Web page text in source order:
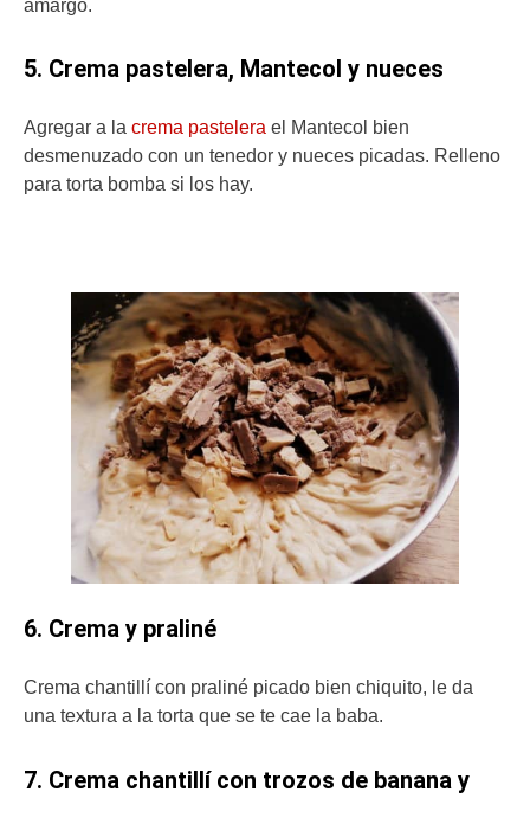
amargo.
5. Crema pastelera, Mantecol y nueces
Agregar a la crema pastelera el Mantecol bien
desmenuzado con un tenedor y nueces picadas. Relleno
para torta bomba si los hay.
6. Crema y praliné
Crema chantillí con praliné picado bien chiquito, le da
una textura a la torta que se te cae la baba.
7. Crema chantillí con trozos de banana y